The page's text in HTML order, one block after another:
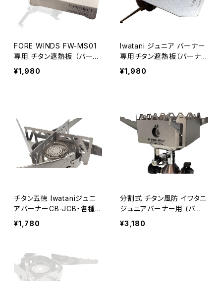
FORE WINDS FW-MS01
専用 チタン遮熱板 （バーナ
ーは別売）
¥1,980
Iwatani ジュニア バーナー
専用チタン遮熱板（バーナ
ーは別売）
¥1,980
チタン五徳 Iwataniジュニ
アバーナーCB-JCB・各種
アルコールストーブ に取付
可能！（バーナーは別売）
¥1,780
分割式 チタン風防 イワタニ
ジュニアバーナー用 (バー
ナーは別売)
¥3,180